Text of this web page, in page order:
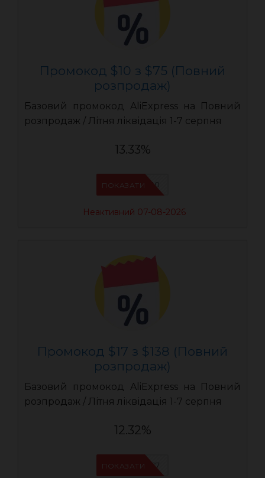
Промокод $10 з $75 (Повний
розпродаж)
Базовий промокод AliExpress на Повний
розпродаж / Літня ліквідація 1-7 серпня
13.33%
UASC10
ПОКАЗАТИ
Неактивний 07-08-2026
Промокод $17 з $138 (Повний
розпродаж)
Базовий промокод AliExpress на Повний
розпродаж / Літня ліквідація 1-7 серпня
12.32%
UASC17
ПОКАЗАТИ